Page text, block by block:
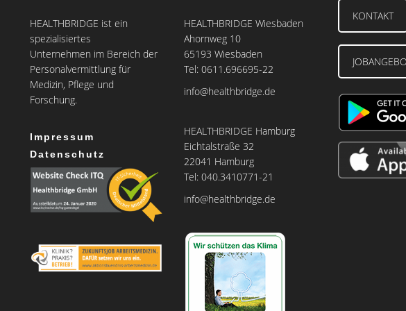
HEALTHBRIDGE ist ein
spezialisiertes
Unternehmen im Bereich der
Personalvermittlung für
Medizin, Pflege und
Forschung.
Impressum
Datenschutz
HEALTHBRIDGE Wiesbaden
Ahornweg 10
65193 Wiesbaden
Tel: 0611.696695-22
info@healthbridge.de
HEALTHBRIDGE Hamburg
Eichtalstraße 32
22041 Hamburg
Tel: 040.3410771-21
info@healthbridge.de
KONTAKT